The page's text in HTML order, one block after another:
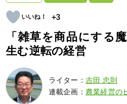
+3
「雑草を商品にする
生む逆転の経営
ライター： 吉田 忠則
連載企画： 農業経営の